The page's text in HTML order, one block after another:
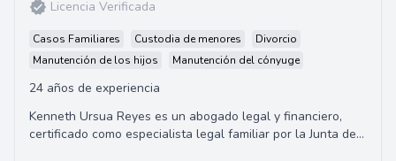
Licencia Verificada
Casos Familiares Custodia de menores
Divorcio
Manutención de los hijos
Manutención del cónyuge
24 años de experiencia
Kenneth Ursua Reyes es un abogado legal y financiero,
certificado como especialista legal familiar por la Junta de